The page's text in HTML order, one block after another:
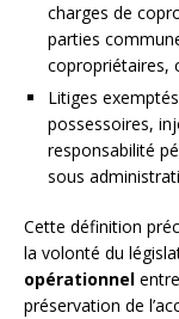
charges de
parties
copropriétaires,
Litiges
possessoires,
responsabilité
sous
Cette définition
la volonté du
opérationnel
préservation de